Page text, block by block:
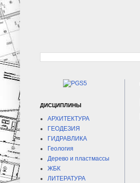
ДИСЦИПЛИНЫ
АРХИТЕКТУРА
ГЕОДЕЗИЯ
ГИДРАВЛИКА
Геология
Дерево и пластмассы
ЖБК
ЛИТЕРАТУРА